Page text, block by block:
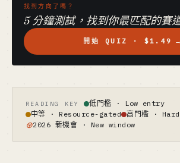
找到方向了嗎？
5 分鐘測試，找到你最匹配的賽
開始 QUIZ · $1.49 →
READING KEY
低門檻 · Low entry
中等 · Resource-gated 高門檻 ·
⊛2026 新機會 · New window